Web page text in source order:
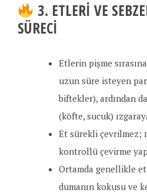
3. ETLERI VE
SÜRECI
Etlerin pişme
uzun süre isteyen
biftekler), ardından
(köfte, sucuk)
Et sürekli çevrilmez;
kontrollü çevirme
Ortamda genellikle
dumanın kokusu ve